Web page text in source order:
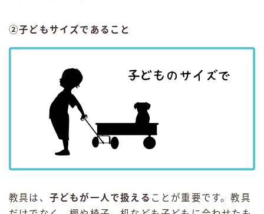
②子どもサイズであること
教具は、 子どもが一人で扱える ことが重要です。教具